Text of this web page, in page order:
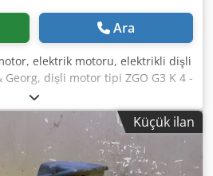
Ara
elektrik motoru, elektrikli dişli
dişli motor tipi ZGO G3 K 4 -
-Tasarım: B3 -Şaft: Ø 22 x 50
-Boyut: 450/158/H205 mm
14,8 kg
Küçük ilan